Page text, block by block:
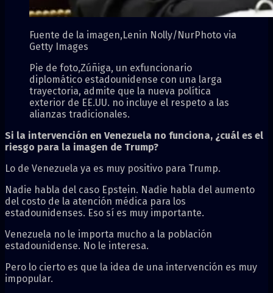
Fuente de la imagen,Lenin Nolly/NurPhoto via
Getty Images
Pie de foto,Zúñiga, un exfuncionario
diplomático estadounidense con una larga
trayectoria, admite que la nueva política
exterior de EE.UU. no incluye el respeto a las
alianzas tradicionales.
Si la intervención en Venezuela no funciona, ¿cuál es el
riesgo para la imagen de Trump?
Lo de Venezuela ya es muy positivo para Trump.
Nadie habla del caso Epstein. Nadie habla del aumento
del costo de la atención médica para los
estadounidenses. Eso sí es muy importante.
Venezuela no le importa mucho a la población
estadounidense. No le interesa.
Pero lo cierto es que la idea de una intervención es muy
impopular.